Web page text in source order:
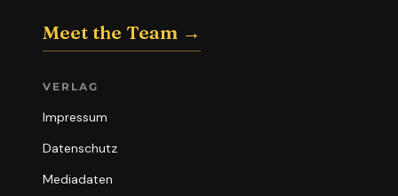
Meet the Team →
VERLAG
Impressum
Datenschutz
Mediadaten